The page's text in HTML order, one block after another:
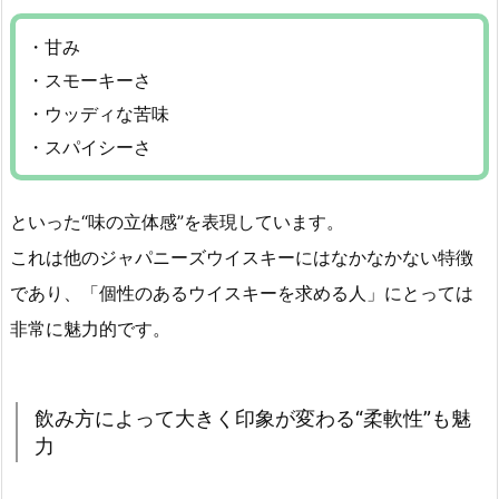
・甘み
・スモーキーさ
・ウッディな苦味
・スパイシーさ
といった“味の立体感”を表現しています。
これは他のジャパニーズウイスキーにはなかなかない特徴
であり、「個性のあるウイスキーを求める人」にとっては
非常に魅力的です。
飲み方によって大きく印象が変わる“柔軟性”も魅
力